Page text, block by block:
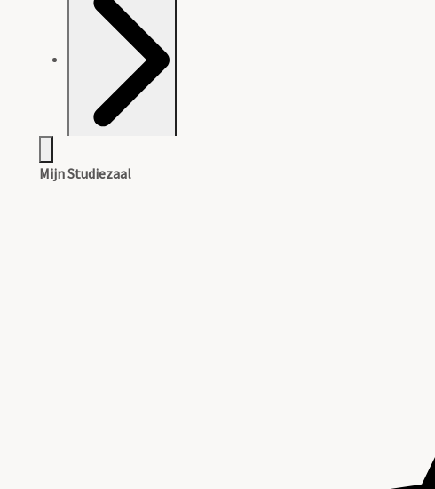
Mijn Studiezaal